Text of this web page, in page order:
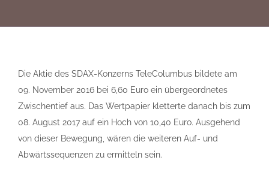
Die Aktie des SDAX-Konzerns TeleColumbus bildete am
09. November 2016 bei 6,60 Euro ein übergeordnetes
Zwischentief aus. Das Wertpapier kletterte danach bis zum
08. August 2017 auf ein Hoch von 10,40 Euro. Ausgehend
von dieser Bewegung, wären die weiteren Auf- und
Abwärtssequenzen zu ermitteln sein.